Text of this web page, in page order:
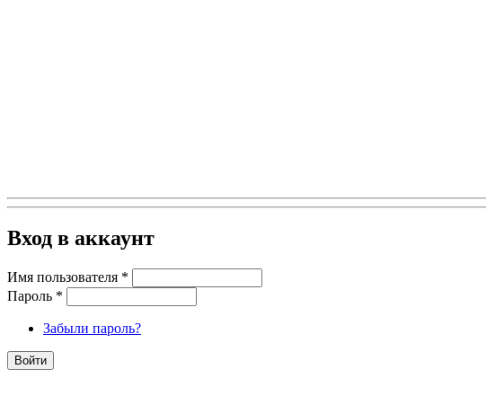
Вход в аккаунт
Имя пользователя *
Пароль *
Забыли пароль?